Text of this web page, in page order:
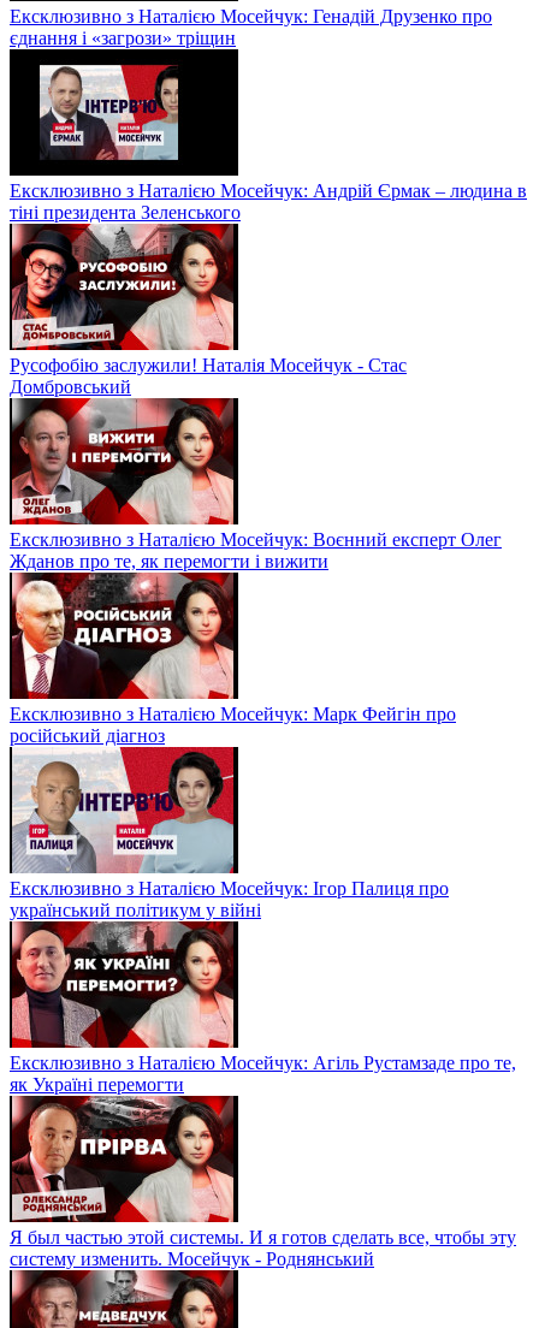
Ексклюзивно з Наталією Мосейчук: Генадій Друзенко про
єднання і «загрози» тріщин
Ексклюзивно з Наталією Мосейчук: Андрій Єрмак – людина в
тіні президента Зеленського
Русофобію заслужили! Наталія Мосейчук - Стас
Домбровський
Ексклюзивно з Наталією Мосейчук: Воєнний експерт Олег
Жданов про те, як перемогти і вижити
Ексклюзивно з Наталією Мосейчук: Марк Фейгін про
російський діагноз
Ексклюзивно з Наталією Мосейчук: Ігор Палиця про
український політикум у війні
Ексклюзивно з Наталією Мосейчук: Агіль Рустамзаде про те,
як Україні перемогти
Я был частью этой системы. И я готов сделать все, чтобы эту
систему изменить. Мосейчук - Роднянський